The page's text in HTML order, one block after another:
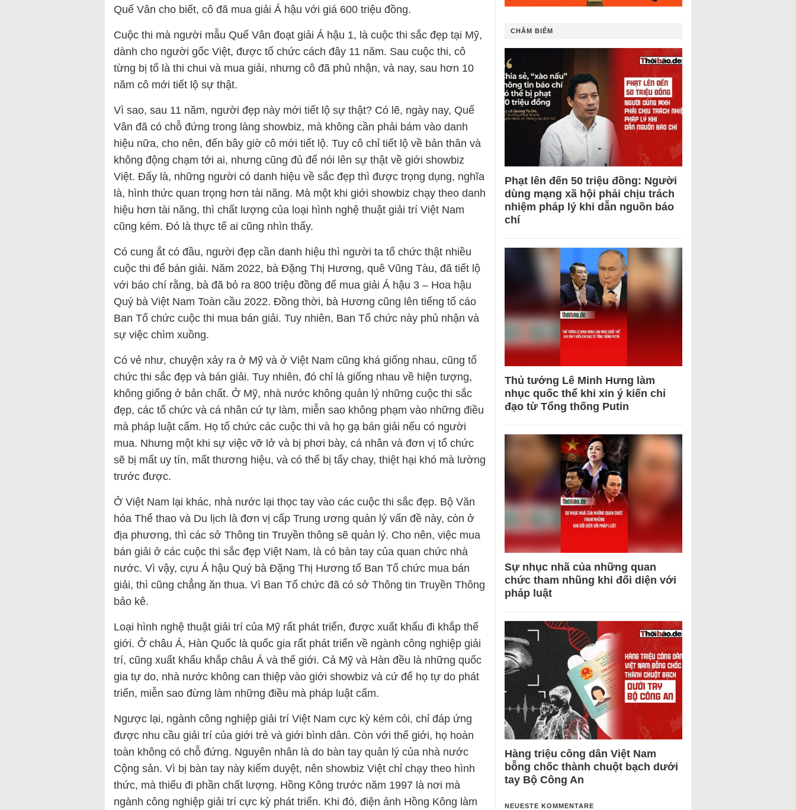
Quế Vân cho biết, cô đã mua giải Á hậu với giá 600 triệu đồng.
Cuộc thi mà người mẫu Quế Vân đoạt giải Á hậu 1, là cuộc thi sắc đẹp tại Mỹ,
dành cho người gốc Việt, được tổ chức cách đây 11 năm. Sau cuộc thi, cô
từng bị tố là thi chui và mua giải, nhưng cô đã phủ nhận, và nay, sau hơn 10
năm cô mới tiết lộ sự thật.
Vì sao, sau 11 năm, người đẹp này mới tiết lộ sự thật? Có lẽ, ngày nay, Quế
Vân đã có chỗ đứng trong làng showbiz, mà không cần phải bám vào danh
hiệu nữa, cho nên, đến bây giờ cô mới tiết lộ. Tuy cô chỉ tiết lộ về bản thân và
không động chạm tới ai, nhưng cũng đủ để nói lên sự thật về giới showbiz
Việt. Đấy là, những người có danh hiệu về sắc đẹp thì được trọng dụng, nghĩa
là, hình thức quan trọng hơn tài năng. Mà một khi giới showbiz chạy theo danh
hiệu hơn tài năng, thì chất lượng của loại hình nghệ thuật giải trí Việt Nam
cũng kém. Đó là thực tế ai cũng nhìn thấy.
Có cung ắt có đầu, người đẹp cần danh hiệu thì người ta tổ chức thật nhiều
cuộc thi để bán giải. Năm 2022, bà Đặng Thị Hương, quê Vũng Tàu, đã tiết lộ
với báo chí rằng, bà đã bỏ ra 800 triệu đồng để mua giải Á hậu 3 – Hoa hậu
Quý bà Việt Nam Toàn cầu 2022. Đồng thời, bà Hương cũng lên tiếng tố cáo
Ban Tổ chức cuộc thi mua bán giải. Tuy nhiên, Ban Tổ chức này phủ nhận và
sự việc chìm xuồng.
Có vẻ như, chuyện xảy ra ở Mỹ và ở Việt Nam cũng khá giống nhau, cũng tổ
chức thi sắc đẹp và bán giải. Tuy nhiên, đó chỉ là giống nhau về hiện tượng,
không giống ở bản chất. Ở Mỹ, nhà nước không quản lý những cuộc thi sắc
đẹp, các tổ chức và cá nhân cứ tự làm, miễn sao không phạm vào những điều
mà pháp luật cấm. Họ tổ chức các cuộc thi và họ gạ bán giải nếu có người
mua. Nhưng một khi sự việc vỡ lở và bị phơi bày, cá nhân và đơn vị tổ chức
sẽ bị mất uy tín, mất thương hiệu, và có thể bị tẩy chay, thiệt hại khó mà lường
trước được.
Ở Việt Nam lại khác, nhà nước lại thọc tay vào các cuộc thi sắc đẹp. Bộ Văn
hóa Thể thao và Du lịch là đơn vị cấp Trung ương quản lý vấn đề này, còn ở
địa phương, thì các sở Thông tin Truyền thông sẽ quản lý. Cho nên, việc mua
bán giải ở các cuộc thi sắc đẹp Việt Nam, là có bàn tay của quan chức nhà
nước. Vì vậy, cựu Á hậu Quý bà Đặng Thị Hương tố Ban Tổ chức mua bán
giải, thì cũng chẳng ăn thua. Vì Ban Tổ chức đã có sở Thông tin Truyền Thông
bảo kê.
Loại hình nghệ thuật giải trí của Mỹ rất phát triển, được xuất khẩu đi khắp thế
giới. Ở châu Á, Hàn Quốc là quốc gia rất phát triển về ngành công nghiệp giải
trí, cũng xuất khẩu khắp châu Á và thế giới. Cả Mỹ và Hàn đều là những quốc
gia tự do, nhà nước không can thiệp vào giới showbiz và cứ để họ tự do phát
triển, miễn sao đừng làm những điều mà pháp luật cấm.
Ngược lại, ngành công nghiệp giải trí Việt Nam cực kỳ kém cỏi, chỉ đáp ứng
được nhu cầu giải trí của giới trẻ và giới bình dân. Còn với thế giới, họ hoàn
toàn không có chỗ đứng. Nguyên nhân là do bàn tay quản lý của nhà nước
Cộng sản. Vì bị bàn tay này kiểm duyệt, nên showbiz Việt chỉ chạy theo hình
thức, mà thiếu đi phần chất lượng. Hồng Kông trước năm 1997 là nơi mà
ngành công nghiệp giải trí cực kỳ phát triển. Khi đó, điện ảnh Hồng Kông làm
CHÂM BIẾM
Phạt lên đến 50 triệu đồng: Người
dùng mạng xã hội phải chịu trách
nhiệm pháp lý khi dẫn nguồn báo
chí
Thủ tướng Lê Minh Hưng làm
nhục quốc thể khi xin ý kiến chỉ
đạo từ Tổng thống Putin
Sự nhục nhã của những quan
chức tham nhũng khi đối diện với
pháp luật
Hàng triệu công dân Việt Nam
bỗng chốc thành chuột bạch dưới
tay Bộ Công An
NEUESTE KOMMENTARE